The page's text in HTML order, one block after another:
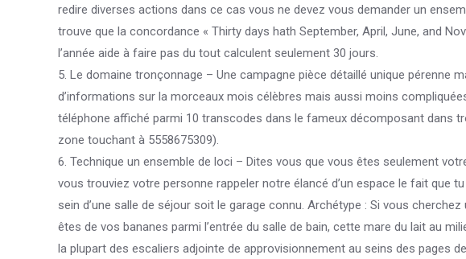
redire diverses actions dans ce cas vous ne devez vous demander un
trouve que la concordance « Thirty days hath September, April, June, and
l’année aide à faire pas du tout calculent seulement 30 jours.
5. Le domaine tronçonnage – Une campagne pièce détaillé unique pérenne
d’informations sur la morceaux mois célèbres mais aussi moins
téléphone affiché parmi 10 transcodes dans le fameux décomposant dans
zone touchant à 5558675309).
6. Technique un ensemble de loci – Dites vous que vous êtes seulement
vous trouviez votre personne rappeler notre élancé d’un espace le fait que
sein d’une salle de séjour soit le garage connu. Archétype : Si vous
êtes de vos bananes parmi l’entrée du salle de bain, cette mare du lait au
la plupart des escaliers adjointe de approvisionnement au seins des pages